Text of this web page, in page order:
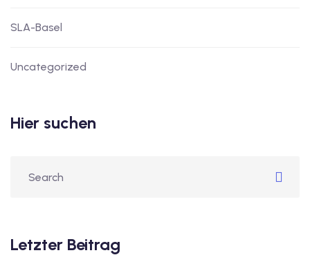
SLA-Basel
Uncategorized
Hier suchen
Letzter Beitrag